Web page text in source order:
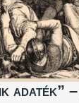
adaték”